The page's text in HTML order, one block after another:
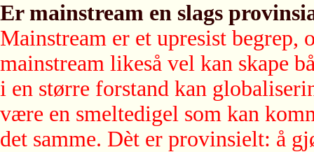
Er mainstream en slags
Mainstream er et upresist begrep,
mainstream likeså vel kan skape
i en større forstand kan
være en smeltedigel som kan
det samme. Dèt er provinsielt: å